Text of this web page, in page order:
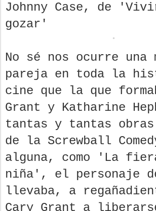
Johnny Case, de
gozar'
No sé nos ocurre una
pareja en toda la
cine que la que
Grant y Katharine
tantas y tantas obras
de la Screwball
alguna, como 'La
niña', el personaje
llevaba, a
Cary Grant a